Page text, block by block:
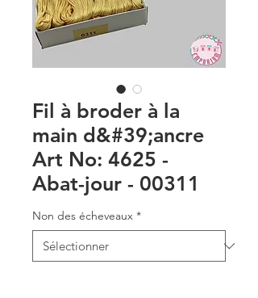
Fil à broder à la
main d&#39;ancre
Art No: 4625 -
Abat-jour - 00311
Non des écheveaux *